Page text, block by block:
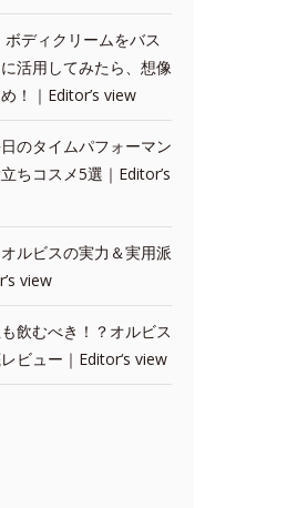
ディクリームをバス
活用してみたら、想像
！｜Editor’s view
のタイムパフォーマン
ちコスメ5選｜Editor’s
ルビスの実力＆実用派
view
飲むべき！？オルビス
ビュー｜Editor‘s view